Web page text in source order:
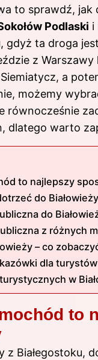
to sprawdź, jak
Podlaski i
gdyż ta droga
z
a
możemy
równocześnie
dlatego warto
to najlepszy
do
do
z różnych
– co
dla
w
to
z Białegostoku,